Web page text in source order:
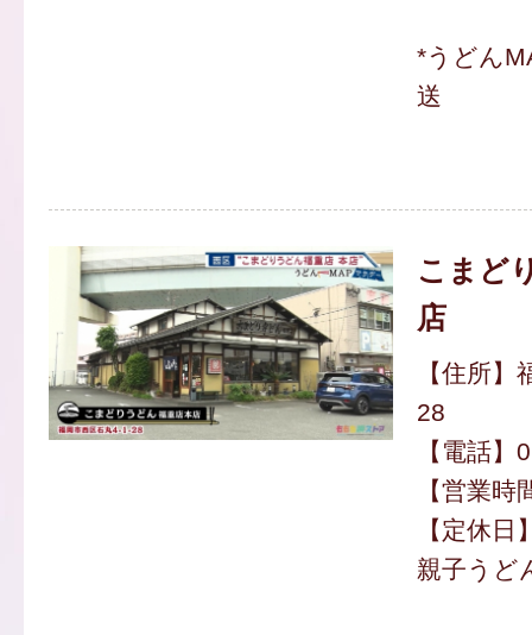
*うどん
送
こまど
店
【住所
28
【電話
【営業
【定休日
親子うど